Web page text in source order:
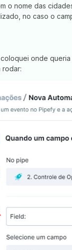
o nome das
no caso o
onde
rodar: